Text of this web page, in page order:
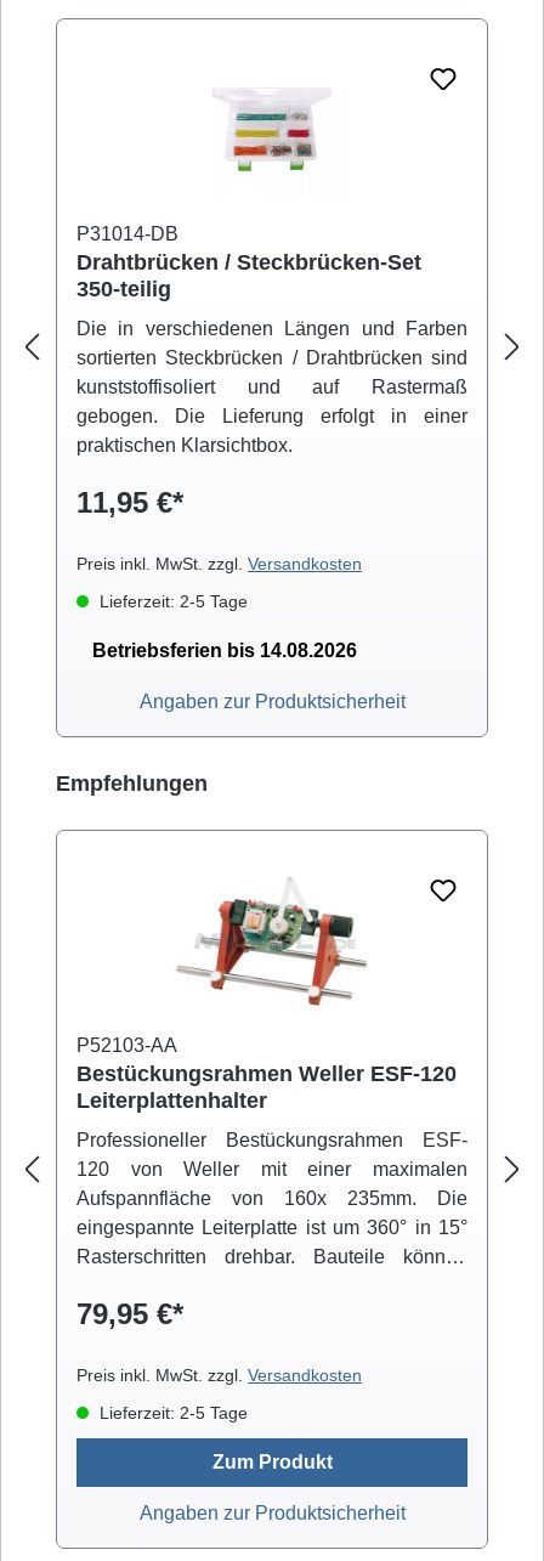
P31014-DB
Drahtbrücken / Steckbrücken-Set
350-teilig
Die in verschiedenen Längen und Farben
sortierten Steckbrücken / Drahtbrücken sind
kunststoffisoliert und auf Rastermaß
gebogen. Die Lieferung erfolgt in einer
praktischen Klarsichtbox.
11,95 €*
Preis inkl. MwSt. zzgl. Versandkosten
Lieferzeit: 2-5 Tage
Betriebsferien bis 14.08.2026
Angaben zur Produktsicherheit
Produktgalerie überspringen
Empfehlungen
P52103-AA
Bestückungsrahmen Weller ESF-120
Leiterplattenhalter
Professioneller Bestückungsrahmen ESF-
120 von Weller mit einer maximalen
Aufspannfläche von 160x 235mm. Die
eingespannte Leiterplatte ist um 360° in 15°
Rasterschritten drehbar. Bauteile können
Der niedrige Schwerpunkt der Konstruktion
einen rutschfesten Stand.
79,95 €*
Preis inkl. MwSt. zzgl. Versandkosten
Lieferzeit: 2-5 Tage
Zum Produkt
Angaben zur Produktsicherheit